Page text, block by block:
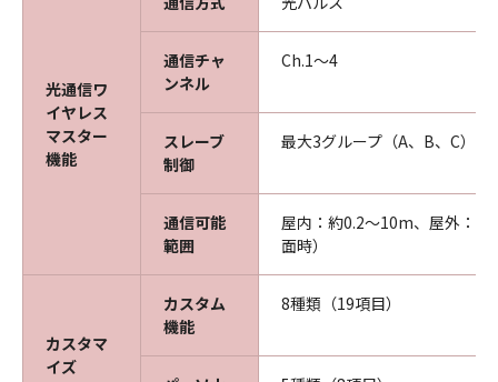
光通信ワ
イヤレス
マスター
機能
通信チャ
ンネル
Ch.1～4
スレーブ
制御
最大3グループ（A、B、C）
通信可能
範囲
屋内：約0.2～10m、屋外：約
面時）
カスタマ
イズ
カスタム
機能
8種類（19項目）